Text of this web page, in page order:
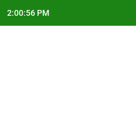
2:00:57 PM